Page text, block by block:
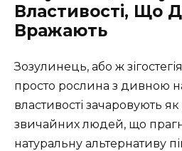
Властивості, Що
Вражають
Зозулинець, або ж
просто рослина з дивною
властивості зачаровують як
звичайних людей, що
натуральну альтернативу